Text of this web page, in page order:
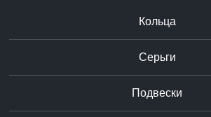
Кольца
Серьги
Подвески